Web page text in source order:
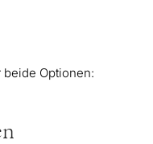
Optionen: